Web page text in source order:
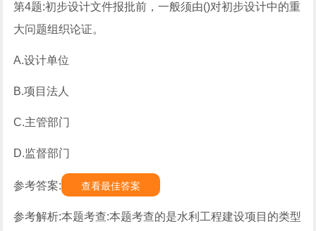
第4题:初步设计文件报批前，一般须由()对初步设计中的重
大问题组织论证。
A.设计单位
B.项目法人
C.主管部门
D.监督部门
参考答案: 查看最佳答案
参考解析:本题考查:本题考查的是水利工程建设项目的类型